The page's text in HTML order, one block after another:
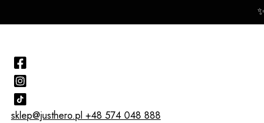
sklep@justhero.pl +48 574 048 888